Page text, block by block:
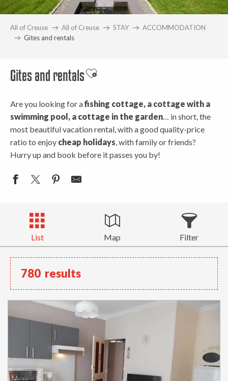
All of Creuse All of Creuse STAY
ACCOMMODATION
Gites and rentals
Gites and rentalsAjouter aux favoris
Are you looking for afishing cottage, a cottage with a
swimming pool, a cottage in the garden… in short, the
most beautiful vacation rental, with a good quality-price
ratio to enjoy cheap holidays, with family or friends?
Hurry up and book before it passes you by!
List Map Filter
780 results